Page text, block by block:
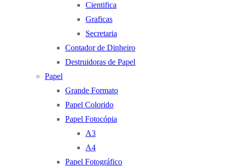
Cientifica
Graficas
Secretaria
Contador de Dinheiro
Destruidoras de Papel
Papel
Grande Formato
Papel Colorido
Papel Fotocópia
A3
A4
Papel Fotográfico